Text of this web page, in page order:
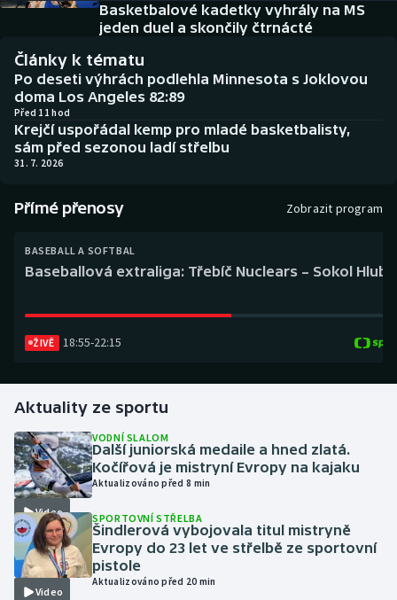
Biatlon
Boby a skeleton
Box
Curling
Gymnastika
Házená
Jezdectví
Judo
Krasobruslení
Historické návraty
Aplikace ČT sport
AZ kvíz
Basketbalové kadetky vyhrály na MS
jeden duel a skončily čtrnácté
Články k tématu
Po deseti výhrách podlehla Minnesota s Joklovou
doma Los Angeles 82:89
Před 11 hod
Krejčí uspořádal kemp pro mladé basketbalisty,
sám před sezonou ladí střelbu
31. 7. 2026
Přímé přenosy Zobrazit program
BASEBALL A SOFTBAL
Baseballová extraliga: Třebíč Nuclears – Sokol
ŽIVĚ 18:55-22:15
Aktuality ze sportu
Video
VODNÍ SLALOM
Další juniorská medaile a hned zlatá.
Kočířová je mistryní Evropy na kajaku
Aktualizováno před 8 min
Video
SPORTOVNÍ STŘELBA
Šindlerová vybojovala titul mistryně
Evropy do 23 let ve střelbě ze sportovní
pistole
Aktualizováno před 20 min